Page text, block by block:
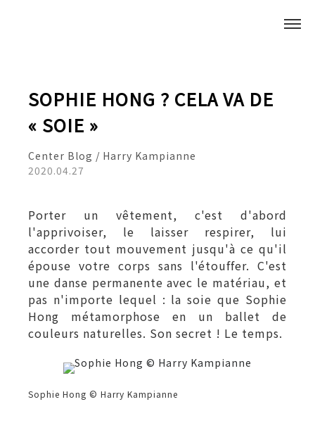
SOPHIE HONG ? CELA VA DE
« SOIE »
Center Blog / Harry Kampianne
2020.04.27
Porter un vêtement, c'est d'abord
l'apprivoiser, le laisser respirer, lui
accorder tout mouvement jusqu'à ce qu'il
épouse votre corps sans l'étouffer. C'est
une danse permanente avec le matériau, et
pas n'importe lequel : la soie que Sophie
Hong métamorphose en un ballet de
couleurs naturelles. Son secret ! Le temps.
Sophie Hong © Harry Kampianne